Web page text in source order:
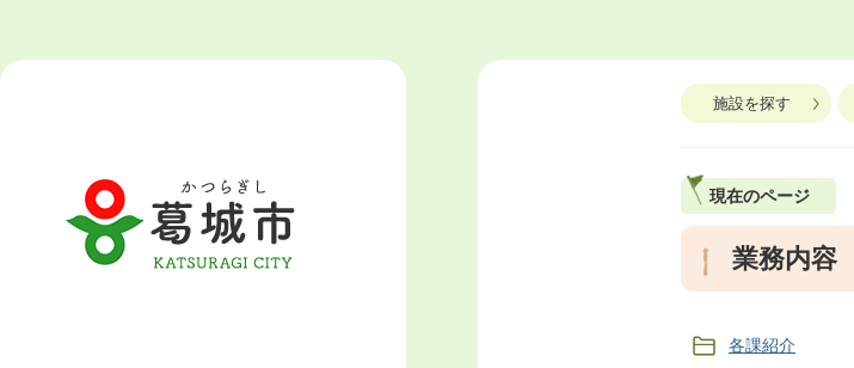
施設を探す
現在のページ
業務内容
各課紹介